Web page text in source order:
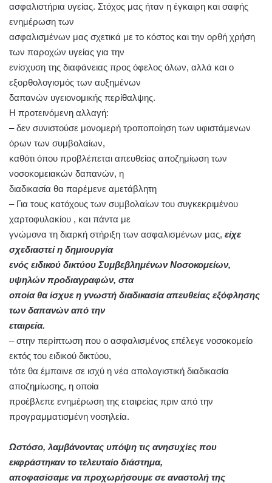
ασφαλιστήρια υγείας. Στόχος μας ήταν η έγκαιρη και σαφής
ενημέρωση των
ασφαλισμένων μας σχετικά με το κόστος και την ορθή χρήση
των παροχών υγείας για την
ενίσχυση της διαφάνειας προς όφελος όλων, αλλά και ο
εξορθολογισμός των αυξημένων
δαπανών υγειονομικής περίθαλψης.
Η προτεινόμενη αλλαγή:
– δεν συνιστούσε μονομερή τροποποίηση των υφιστάμενων
όρων των συμβολαίων,
καθότι όπου προβλέπεται απευθείας αποζημίωση των
νοσοκομειακών δαπανών, η
διαδικασία θα παρέμενε αμετάβλητη
– Για τους κατόχους των συμβολαίων του συγκεκριμένου
χαρτοφυλακίου , και πάντα με
γνώμονα τη διαρκή στήριξη των ασφαλισμένων μας, είχε
σχεδιαστεί η δημιουργία
ενός ειδικού δικτύου Συμβεβλημένων Νοσοκομείων,
υψηλών προδιαγραφών, στα
οποία θα ίσχυε η γνωστή διαδικασία απευθείας εξόφλησης
των δαπανών από την
εταιρεία.
– στην περίπτωση που ο ασφαλισμένος επέλεγε νοσοκομείο
εκτός του ειδικού δικτύου,
τότε θα έμπαινε σε ισχύ η νέα απολογιστική διαδικασία
αποζημίωσης, η οποία
προέβλεπε ενημέρωση της εταιρείας πριν από την
προγραμματισμένη νοσηλεία.
Ωστόσο, λαμβάνοντας υπόψη τις ανησυχίες που
εκφράστηκαν το τελευταίο διάστημα,
αποφασίσαμε να προχωρήσουμε σε αναστολή της